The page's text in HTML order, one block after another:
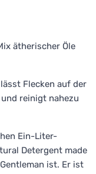
ätherischer Öle
Flecken auf der
reinigt nahezu
Ein-Liter-
Detergent made
ist. Er ist